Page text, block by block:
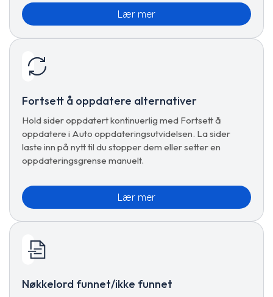
Lær mer
Fortsett å oppdatere alternativer
Hold sider oppdatert kontinuerlig med Fortsett å
oppdatere i Auto oppdateringsutvidelsen. La sider
laste inn på nytt til du stopper dem eller setter en
oppdateringsgrense manuelt.
Lær mer
Nøkkelord funnet/ikke funnet